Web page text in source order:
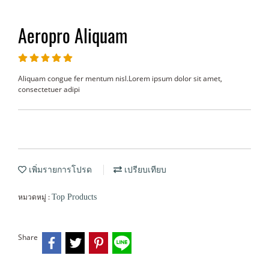
Aeropro Aliquam
Aliquam congue fer mentum nisl.Lorem ipsum dolor sit amet,
consectetuer adipi
เพิ่มรายการโปรด เปรียบเทียบ
หมวดหมู่ : Top Products
Share